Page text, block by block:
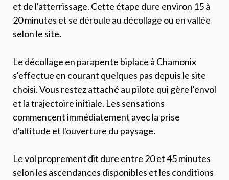
et de l'atterrissage. Cette étape dure environ 15 à
20 minutes et se déroule au décollage ou en vallée
selon le site.
Le décollage en parapente biplace à Chamonix
s'effectue en courant quelques pas depuis le site
choisi. Vous restez attaché au pilote qui gère l'envol
et la trajectoire initiale. Les sensations
commencent immédiatement avec la prise
d'altitude et l'ouverture du paysage.
Le vol proprement dit dure entre 20 et 45 minutes
selon les ascendances disponibles et les conditions